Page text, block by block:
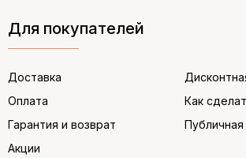
Для покупателей
Доставка
Оплата
Гарантия и возврат
Акции
Как